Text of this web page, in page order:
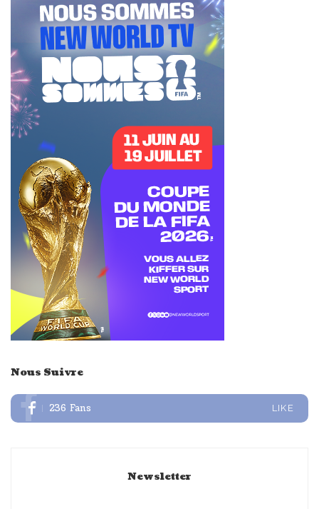
Nous Suivre
236 Fans LIKE
Newsletter